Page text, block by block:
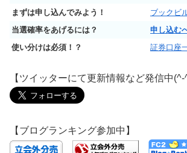
まずは申し込んでみよう！
ブックビ
当選確率をあげるには？
申し込む
使い分けは必須！？
証券口座
【ツイッターにて更新情報など発信中(^-
【ブログランキング参加中】